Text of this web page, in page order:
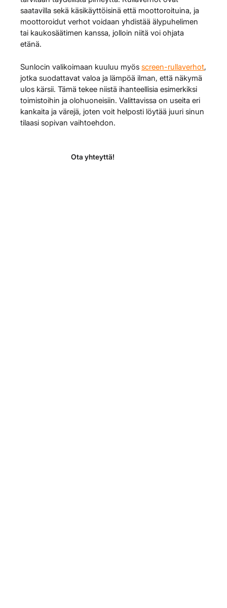
saatavilla sekä käsikäyttöisinä että moottoroituina, ja
moottoroidut verhot voidaan yhdistää älypuhelimen
tai kaukosäätimen kanssa, jolloin niitä voi ohjata
etänä.
Sunlocin valikoimaan kuuluu myös screen-rullaverhot,
jotka suodattavat valoa ja lämpöä ilman, että näkymä
ulos kärsii. Tämä tekee niistä ihanteellisia esimerkiksi
toimistoihin ja olohuoneisiin. Valittavissa on useita eri
kankaita ja värejä, joten voit helposti löytää juuri sinun
tilaasi sopivan vaihtoehdon.
Ota yhteyttä!